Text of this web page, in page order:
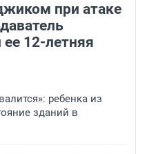
при атаке
ее 12-летняя
ребенка из
зданий в